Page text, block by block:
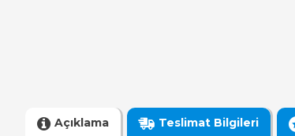
Açıklama Teslimat Bilgileri